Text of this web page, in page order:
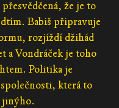
že je to
Babiš připravuje
rozjíždí džihád
a Vondráček je toho
Politika je
která to
jinýho.